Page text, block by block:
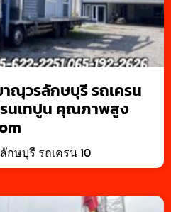
ณุวรลักษบุรี รถเครน
นเทปูน คุณภาพสูง
ษบุรี รถเครน 10